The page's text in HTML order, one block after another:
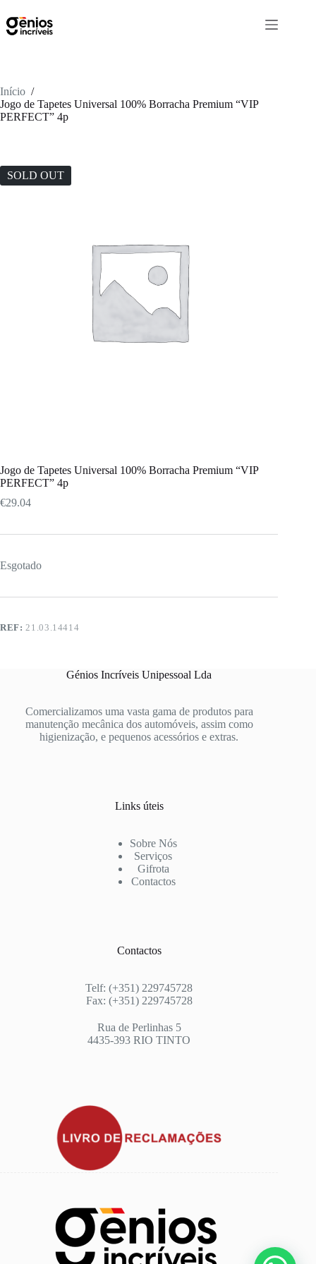
Início /
Jogo de Tapetes Universal 100% Borracha Premium “VIP
PERFECT” 4p
SOLD OUT
Jogo de Tapetes Universal 100% Borracha Premium “VIP
PERFECT” 4p
€29.04
Esgotado
REF: 21.03.14414
Génios Incríveis Unipessoal Lda
Comercializamos uma vasta gama de produtos para
manutenção mecânica dos automóveis, assim como
higienização, e pequenos acessórios e extras.
Links úteis
Sobre Nós
Serviços
Gifrota
Contactos
Contactos
Telf: (+351) 229745728
Fax: (+351) 229745728
Rua de Perlinhas 5
4435-393 RIO TINTO